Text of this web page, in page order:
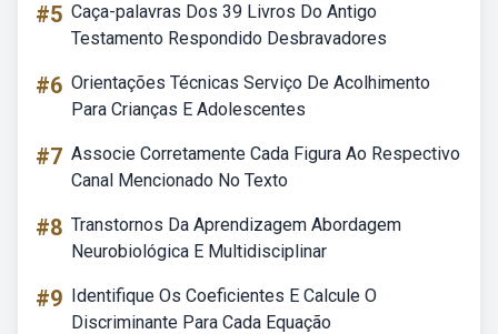
#5 Caça-palavras Dos 39 Livros Do Antigo
Testamento Respondido Desbravadores
#6 Orientações Técnicas Serviço De Acolhimento
Para Crianças E Adolescentes
#7 Associe Corretamente Cada Figura Ao Respectivo
Canal Mencionado No Texto
#8 Transtornos Da Aprendizagem Abordagem
Neurobiológica E Multidisciplinar
#9 Identifique Os Coeficientes E Calcule O
Discriminante Para Cada Equação